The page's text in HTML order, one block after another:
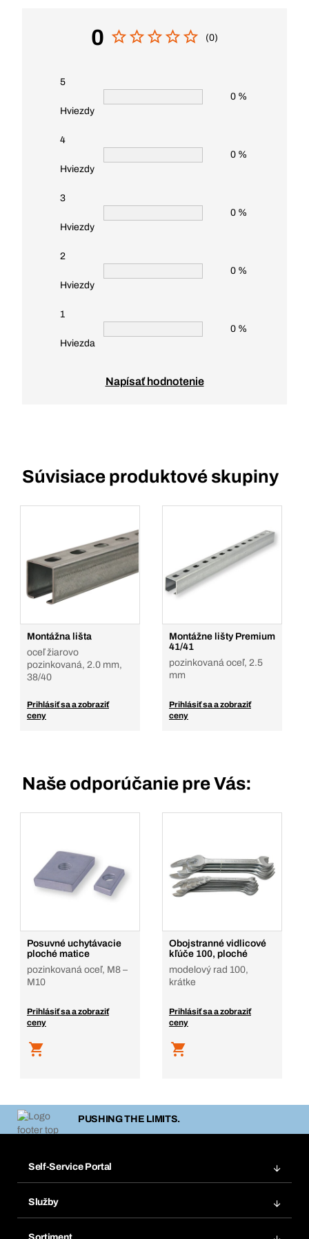
0 (0)
5
Hviezdy
0 %
4
Hviezdy
0 %
3
Hviezdy
0 %
2
Hviezdy
0 %
1
Hviezda
0 %
Napísať hodnotenie
Súvisiace produktové skupiny
Montážna lišta
oceľ žiarovo
pozinkovaná, 2.0 mm,
38/40
Prihlásiť sa a zobraziť
ceny
Montážne lišty Premium
41/41
pozinkovaná oceľ, 2.5
mm
Prihlásiť sa a zobraziť
ceny
Naše odporúčanie pre Vás:
Posuvné uchytávacie
ploché matice
pozinkovaná oceľ, M8 –
M10
Prihlásiť sa a zobraziť
ceny
Obojstranné vidlicové
kľúče 100, ploché
modelový rad 100,
krátke
Prihlásiť sa a zobraziť
ceny
PUSHING THE LIMITS.
Self-Service Portal
Obľúbené
Služby